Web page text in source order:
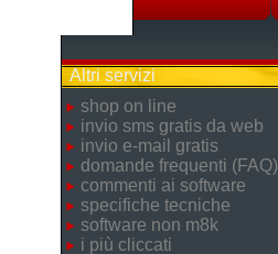
Altri servizi
shop on line
invio sms gratis da web
invio e-mail gratis
domande frequenti (FAQ)
commenti ai software
specifiche tecniche
software non m8k
i più cliccati